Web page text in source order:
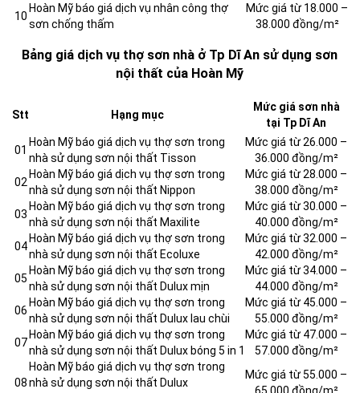
10
Hoàn Mỹ báo giá dịch vụ nhân công thợ
sơn chống thấm
Mức giá từ 18.000 –
38.000 đồng/m²
Bảng giá dịch vụ thợ sơn nhà ở Tp Dĩ An sử dụng sơn
nội thất của Hoàn Mỹ
Stt Hạng mục
Mức giá sơn nhà
tại Tp Dĩ An
01
Hoàn Mỹ báo giá dịch vụ thợ sơn trong
nhà sử dụng sơn nội thất Tisson
Mức giá từ 26.000 –
36.000 đồng/m²
02
Hoàn Mỹ báo giá dịch vụ thợ sơn trong
nhà sử dụng sơn nội thất Nippon
Mức giá từ 28.000 –
38.000 đồng/m²
03
Hoàn Mỹ báo giá dịch vụ thợ sơn trong
nhà sử dụng sơn nội thất Maxilite
Mức giá từ 30.000 –
40.000 đồng/m²
04
Hoàn Mỹ báo giá dịch vụ thợ sơn trong
nhà sử dụng sơn nội thất Ecoluxe
Mức giá từ 32.000 –
42.000 đồng/m²
05
Hoàn Mỹ báo giá dịch vụ thợ sơn trong
nhà sử dụng sơn nội thất Dulux mịn
Mức giá từ 34.000 –
44.000 đồng/m²
06
Hoàn Mỹ báo giá dịch vụ thợ sơn trong
nhà sử dụng sơn nội thất Dulux lau chùi
Mức giá từ 45.000 –
55.000 đồng/m²
07
Hoàn Mỹ báo giá dịch vụ thợ sơn trong
nhà sử dụng sơn nội thất Dulux bóng 5 in 1
Mức giá từ 47.000 –
57.000 đồng/m²
08
Hoàn Mỹ báo giá dịch vụ thợ sơn trong
nhà sử dụng sơn nội thất Dulux
Mức giá từ 55.000 –